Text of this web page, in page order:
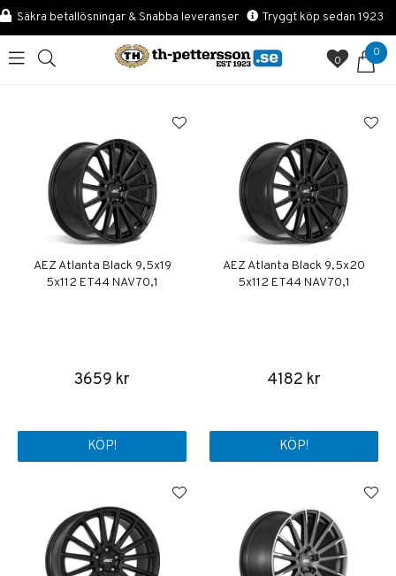
Säkra betallösningar & Snabba leveranser Tryggt köp sedan 1923
0
0
AEZ Atlanta Black 9,5x19
5x112 ET44 NAV 70,1
3659 kr
KÖP!
AEZ Atlanta Black 9,5x20
5x112 ET44 NAV 70,1
4182 kr
KÖP!